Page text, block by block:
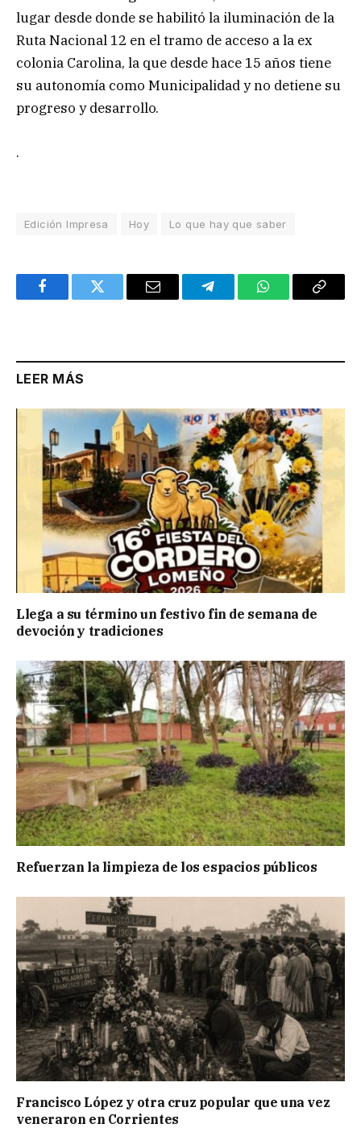
lugar desde donde se habilitó la iluminación de la
Ruta Nacional 12 en el tramo de acceso a la ex
colonia Carolina, la que desde hace 15 años tiene
su autonomía como Municipalidad y no detiene su
progreso y desarrollo.
.
Edición Impresa Hoy Lo que hay que saber
FacebookTwitter Email TelegramWhatsAppCopy
LEER MÁS
Llega a su término un festivo fin de semana de
devoción y tradiciones
Refuerzan la limpieza de los espacios públicos
Francisco López y otra cruz popular que una vez
veneraron en Corrientes